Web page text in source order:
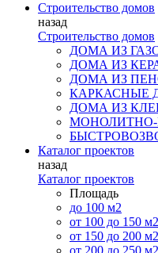
Строительство домов
назад
Строительство домов
ДОМА ИЗ
ДОМА ИЗ
ДОМА ИЗ
КАРКАСНЫЕ
ДОМА ИЗ
Каталог проектов
назад
Каталог проектов
Площадь
до 100 м2
от 100 до 150 м2
от 150 до 200 м2
от 200 до 250 м2